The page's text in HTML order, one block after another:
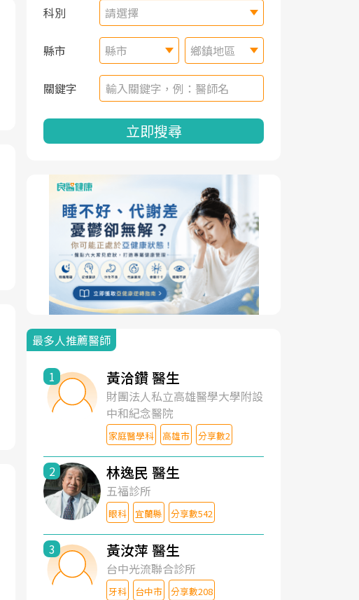
科別 請選擇
縣市 縣市 鄉鎮地區
關鍵字
立即搜尋
最多人推薦醫師
1 黃洽鑽 醫生
財團法人私立高雄醫學大學附設
中和紀念醫院
家庭醫學科 高雄市 分享數2
2 林逸民 醫生
五福診所
眼科 宜蘭縣 分享數542
3 黃汝萍 醫生
台中光流聯合診所
牙科 台中市 分享數208